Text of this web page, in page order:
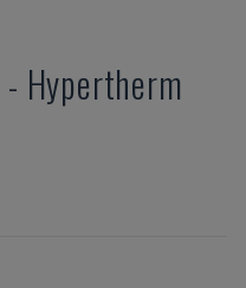
- Hypertherm